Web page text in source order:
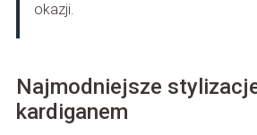
okazji.
Najmodniejsze
kardiganem